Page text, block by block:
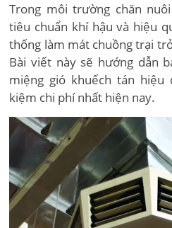
Trong môi trường chăn
tiêu chuẩn khí hậu và hiệu
thống làm mát chuồng trại
Bài viết này sẽ hướng dẫn
miệng gió khuếch tán
kiệm chi phí nhất hiện nay.